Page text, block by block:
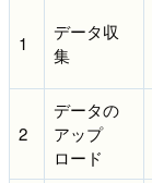
1
データ収
集
2
データの
アップ
ロード